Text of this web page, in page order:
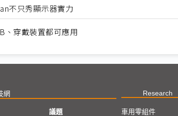
不只秀顯示器實力
穿戴裝置都可應用
網 Research
議題
車用零組件